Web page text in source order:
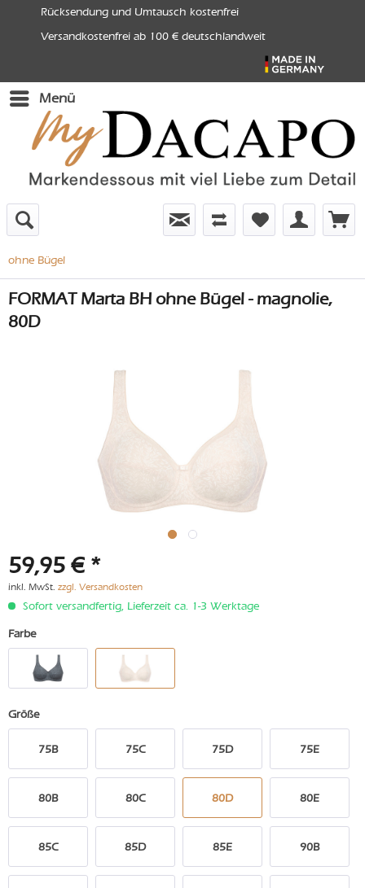
Rücksendung und Umtausch kostenfrei
Versandkostenfrei ab 100 € deutschlandweit
Menü
ohne Bügel
FORMAT Marta BH ohne Bügel - magnolie,
80D
59,95 € *
inkl. MwSt. zzgl. Versandkosten
Sofort versandfertig, Lieferzeit ca. 1-3 Werktage
Farbe
Größe
75B 75C 75D 75E
80B 80C 80D 80E
85C 85D 85E 90B